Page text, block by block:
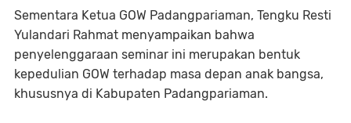
Sementara Ketua GOW Padangpariaman, Tengku Resti
Yulandari Rahmat menyampaikan bahwa
penyelenggaraan seminar ini merupakan bentuk
kepedulian GOW terhadap masa depan anak bangsa,
khususnya di Kabupaten Padangpariaman.